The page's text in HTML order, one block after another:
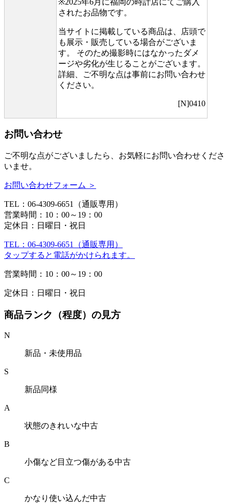
されたお品物です。
当サイトに掲載している商品は、店頭で
も展示・販売している場合がございま
す。 そのため撮影時にはなかったダメ
ージや劣化が生じることがございます。
詳細、ご不明な点は事前にお問い合わせ
ください。
[N]0410
お問い合わせ
ご不明な点がございましたら、お気軽にお問い合わせくださ
いませ。
お問い合わせフォーム ＞
TEL：06-4309-6651（通販専用）
営業時間：10：00～19：00
定休日：日曜日・祝日
TEL：06-4309-6651（通販専用）
タップすると電話がかけられます。
営業時間：10：00～19：00
定休日：日曜日・祝日
商品ランク（程度）の見方
N
新品・未使用品
S
新品同様
A
状態のきれいな中古
B
小傷など目立つ傷がある中古
C
かなり使い込んだ中古